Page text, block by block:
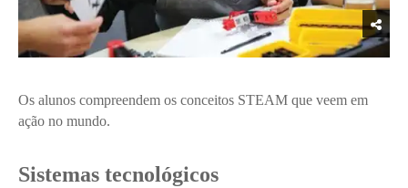
Os alunos compreendem os conceitos STEAM que veem em
ação no mundo.
Sistemas tecnológicos